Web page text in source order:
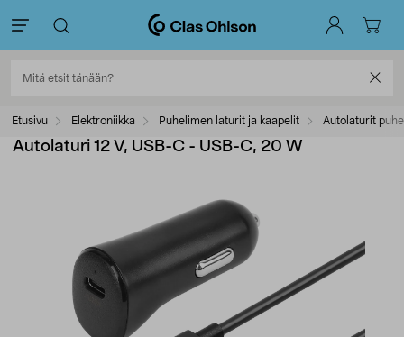
Etusivu Elektroniikka Puhelimen laturit ja kaapelit Autolaturit
Autolaturi 12 V, USB-C - USB-C, 20 W